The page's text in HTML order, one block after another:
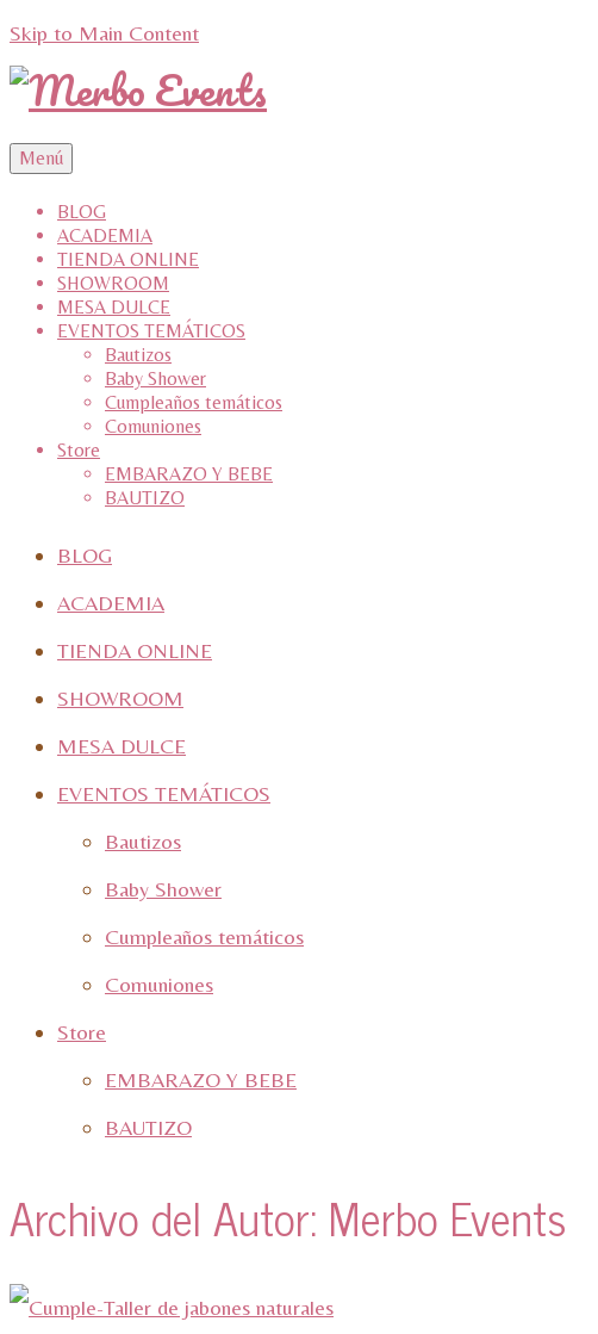
Skip to Main Content
Menú
BLOG
ACADEMIA
TIENDA ONLINE
SHOWROOM
MESA DULCE
EVENTOS TEMÁTICOS
Bautizos
Baby Shower
Cumpleaños temáticos
Comuniones
Store
EMBARAZO Y BEBE
BAUTIZO
BLOG
ACADEMIA
TIENDA ONLINE
SHOWROOM
MESA DULCE
EVENTOS TEMÁTICOS
Bautizos
Baby Shower
Cumpleaños temáticos
Comuniones
Store
EMBARAZO Y BEBE
BAUTIZO
Archivo del Autor: Merbo Events